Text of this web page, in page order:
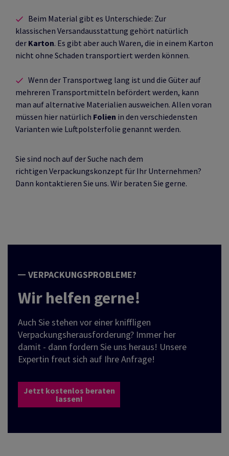
Beim Material gibt es Unterschiede: Zur
klassischen Versandausstattung gehört natürlich
der Karton. Es gibt aber auch Waren, die in einem Karton
nicht ohne Schaden transportiert werden können.
Wenn der Transportweg lang ist und die Güter auf
mehreren Transportmitteln befördert werden, kann
man auf alternative Materialien ausweichen. Allen voran
müssen hier natürlich Folien in den verschiedensten
Varianten wie Luftpolsterfolie genannt werden.
Sie sind noch auf der Suche nach dem
richtigen Verpackungskonzept für Ihr Unternehmen?
Dann kontaktieren Sie uns. Wir beraten Sie gerne.
VERPACKUNGSPROBLEME?
Wir helfen gerne!
Auch Sie stehen vor einer kniffligen
Verpackungsherausforderung? Immer her
damit - dann fordern Sie uns heraus! Unsere
Expertin freut sich auf Ihre Anfrage!
Jetzt kostenlos beraten
lassen!